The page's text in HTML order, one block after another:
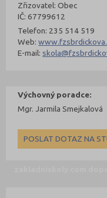
Zřizovatel: Obec
IČ: 67799612
Telefon: 235 514 519
Web:
E-mail:
Výchovný poradce:
Mgr. Jarmila Smejkalová
POSLAT DOTAZ NA